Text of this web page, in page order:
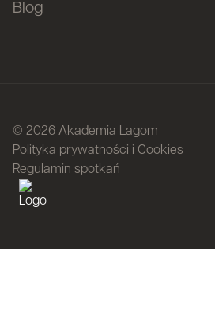
Blog
© 2026 Akademia Lagom
Polityka prywatności i Cookies
Regulamin spotkań